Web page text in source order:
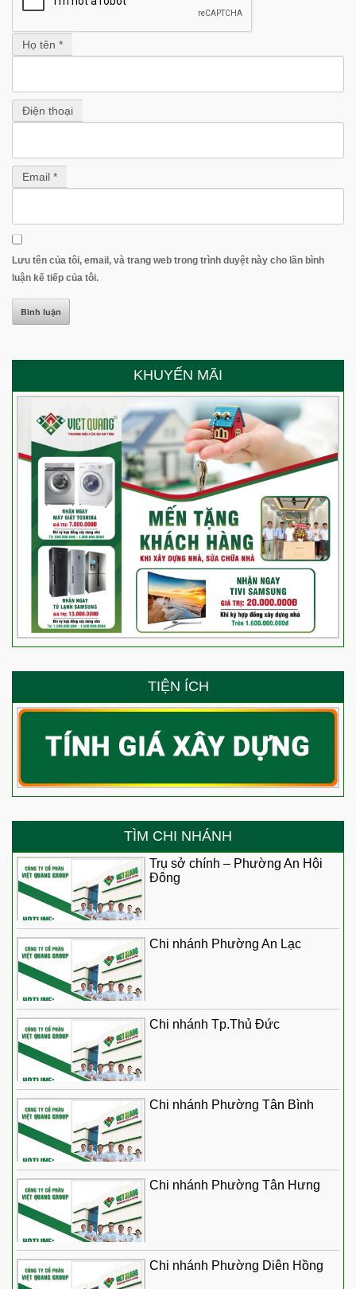
Họ tên *
Điện thoại
Email *
Lưu tên của tôi, email, và trang web trong trình duyệt này cho lần bình
luận kế tiếp của tôi.
KHUYẾN MÃI
TIỆN ÍCH
TÌM CHI NHÁNH
Trụ sở chính – Phường An Hội
Đông
Chi nhánh Phường An Lạc
Chi nhánh Tp.Thủ Đức
Chi nhánh Phường Tân Bình
Chi nhánh Phường Tân Hưng
Chi nhánh Phường Diên Hồng